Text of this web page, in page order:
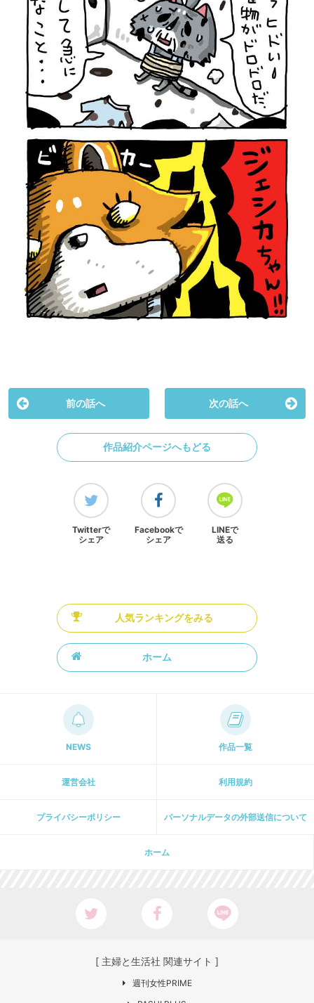
前の話へ 次の話へ
作品紹介ページへもどる
Twitterで
シェア
Facebookで
シェア
LINEで
送る
人気ランキングをみる
ホーム
NEWS 作品一覧
運営会社 利用規約
プライパシーポリシー パーソナルデータの外部送信について
ホーム
[ 主婦と生活社 関連サイト ]
週刊女性PRIME